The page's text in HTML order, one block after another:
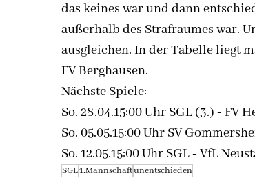
das keines war und dann
außerhalb des Strafraumes war.
ausgleichen. In der Tabelle liegt
FV Berghausen.
Nächste Spiele:
So. 28.04.15:00 Uhr SGL (3.) - FV
So. 05.05.15:00 Uhr SV
So. 12.05.15:00 Uhr SGL - VfL
SGL1.Mannschaftunentschieden